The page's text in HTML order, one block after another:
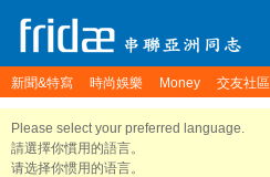
新聞&特寫 時尚娛樂 Money 交友社區
Please select your preferred language.
請選擇你慣用的語言。
请选择你惯用的语言。